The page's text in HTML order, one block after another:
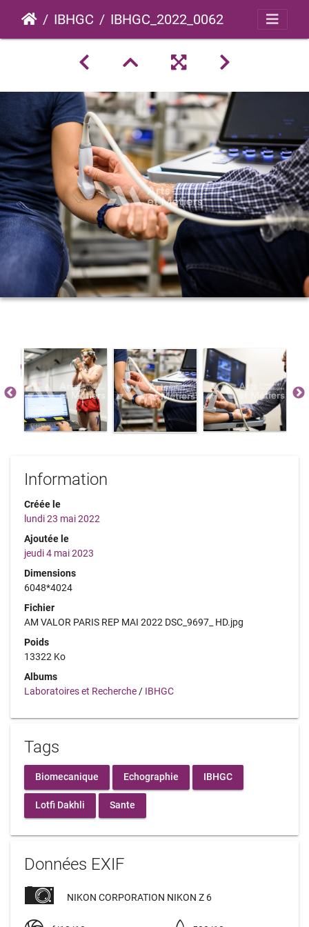
IBHGC IBHGC_2022_0062
Information
Créée le
lundi 23 mai 2022
Ajoutée le
jeudi 4 mai 2023
Dimensions
6048*4024
Fichier
AM VALOR PARIS REP MAI 2022 DSC_9697_ HD.jpg
Poids
13322 Ko
Albums
Laboratoires et Recherche / IBHGC
Tags
Biomecanique Echographie IBHGC
Lotfi Dakhli Sante
Données EXIF
NIKON CORPORATION NIKON Z 6